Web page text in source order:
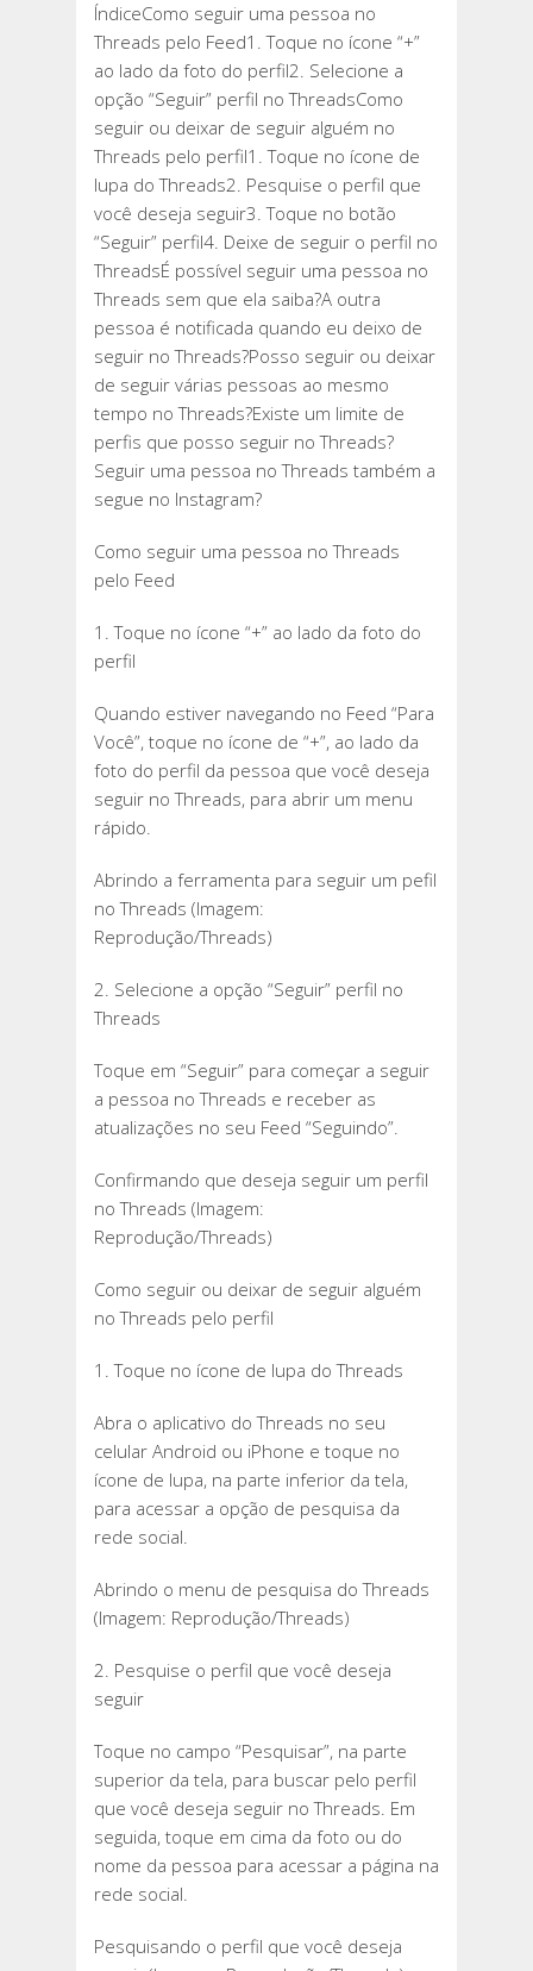
ÍndiceComo seguir uma pessoa no
Threads pelo Feed1. Toque no ícone “+”
ao lado da foto do perfil2. Selecione a
opção “Seguir” perfil no ThreadsComo
seguir ou deixar de seguir alguém no
Threads pelo perfil1. Toque no ícone de
lupa do Threads2. Pesquise o perfil que
você deseja seguir3. Toque no botão
“Seguir” perfil4. Deixe de seguir o perfil no
ThreadsÉ possível seguir uma pessoa no
Threads sem que ela saiba?A outra
pessoa é notificada quando eu deixo de
seguir no Threads?Posso seguir ou deixar
de seguir várias pessoas ao mesmo
tempo no Threads?Existe um limite de
perfis que posso seguir no Threads?
Seguir uma pessoa no Threads também a
segue no Instagram?
Como seguir uma pessoa no Threads
pelo Feed
1. Toque no ícone “+” ao lado da foto do
perfil
Quando estiver navegando no Feed “Para
Você”, toque no ícone de “+”, ao lado da
foto do perfil da pessoa que você deseja
seguir no Threads, para abrir um menu
rápido.
Abrindo a ferramenta para seguir um pefil
no Threads (Imagem:
Reprodução/Threads)
2. Selecione a opção “Seguir” perfil no
Threads
Toque em “Seguir” para começar a seguir
a pessoa no Threads e receber as
atualizações no seu Feed “Seguindo”.
Confirmando que deseja seguir um perfil
no Threads (Imagem:
Reprodução/Threads)
Como seguir ou deixar de seguir alguém
no Threads pelo perfil
1. Toque no ícone de lupa do Threads
Abra o aplicativo do Threads no seu
celular Android ou iPhone e toque no
ícone de lupa, na parte inferior da tela,
para acessar a opção de pesquisa da
rede social.
Abrindo o menu de pesquisa do Threads
(Imagem: Reprodução/Threads)
2. Pesquise o perfil que você deseja
seguir
Toque no campo “Pesquisar”, na parte
superior da tela, para buscar pelo perfil
que você deseja seguir no Threads. Em
seguida, toque em cima da foto ou do
nome da pessoa para acessar a página na
rede social.
Pesquisando o perfil que você deseja